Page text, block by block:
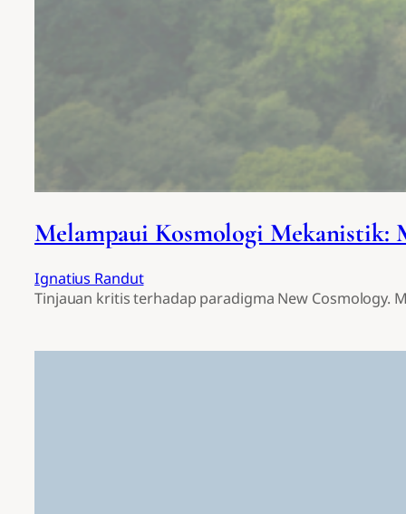
Melampaui Kosmologi Mekanistik:
Ignatius Randut
Tinjauan kritis terhadap paradigma New Cosmology.